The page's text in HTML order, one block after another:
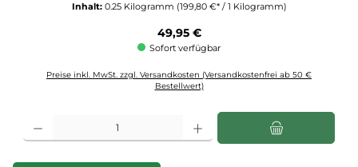
Inhalt: 0.25 Kilogramm (199,80 €* / 1 Kilogramm)
Regulärer Preis:
49,95 €
Sofort verfügbar
Preise inkl. MwSt. zzgl. Versandkosten (Versandkostenfrei ab 50 €
Bestellwert)
Produkt Anzahl: Gib den gewünschten Wert ein oder benutze die Schaltflächen